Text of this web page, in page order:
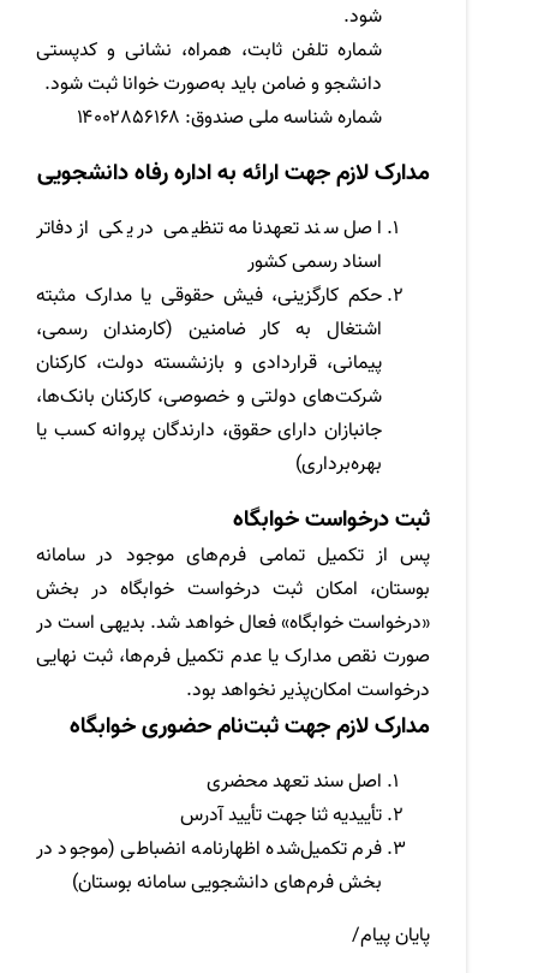
شود.
شماره تلفن ثابت، همراه، نشانی و کدپستی
دانشجو و ضامن باید به‌صورت خوانا ثبت شود.
شماره شناسه ملی صندوق: ۱۴۰۰۲۸۵۶۱۶۸
مدارک لازم جهت ارائه به اداره رفاه دانشجویی
اصل سند تعهدنامه تنظیمی در یکی از دفاتر
اسناد رسمی کشور
حکم کارگزینی، فیش حقوقی یا مدارک مثبته
اشتغال به کار ضامنین (کارمندان رسمی،
پیمانی، قراردادی و بازنشسته دولت، کارکنان
شرکت‌های دولتی و خصوصی، کارکنان بانک‌ها،
جانبازان دارای حقوق، دارندگان پروانه کسب یا
بهره‌برداری)
ثبت درخواست خوابگاه
پس از تکمیل تمامی فرم‌های موجود در سامانه
بوستان، امکان ثبت درخواست خوابگاه در بخش
«درخواست خوابگاه» فعال خواهد شد. بدیهی است در
صورت نقص مدارک یا عدم تکمیل فرم‌ها، ثبت نهایی
درخواست امکان‌پذیر نخواهد بود.
مدارک لازم جهت ثبت‌نام حضوری خوابگاه
اصل سند تعهد محضری
تأییدیه ثنا جهت تأیید آدرس
فرم تکمیل‌شده اظهارنامه انضباطی (موجود در
بخش فرم‌های دانشجویی سامانه بوستان)
پایان پیام/